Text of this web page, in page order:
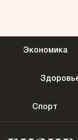
Экономика
Спорт